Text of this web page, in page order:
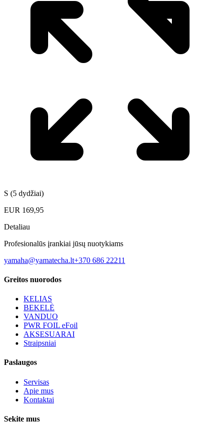
S (5 dydžiai)
EUR 169,95
Detaliau
Profesionalūs įrankiai jūsų nuotykiams
yamaha@yamatecha.lt+370 686 22211
Greitos nuorodos
KELIAS
BEKELĖ
VANDUO
PWR FOIL eFoil
AKSESUARAI
Straipsniai
Paslaugos
Servisas
Apie mus
Kontaktai
Sekite mus